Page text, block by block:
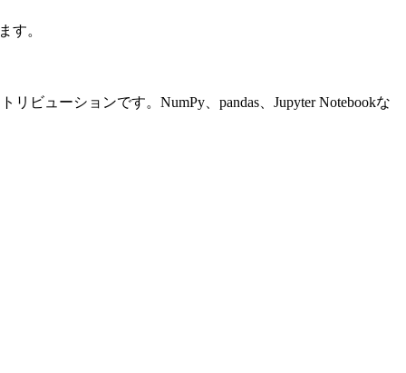
す。
ビューションです。NumPy、pandas、Jupyter Notebookな